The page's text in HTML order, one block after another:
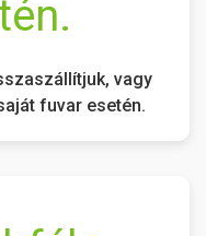
vagy
fuvar esetén.